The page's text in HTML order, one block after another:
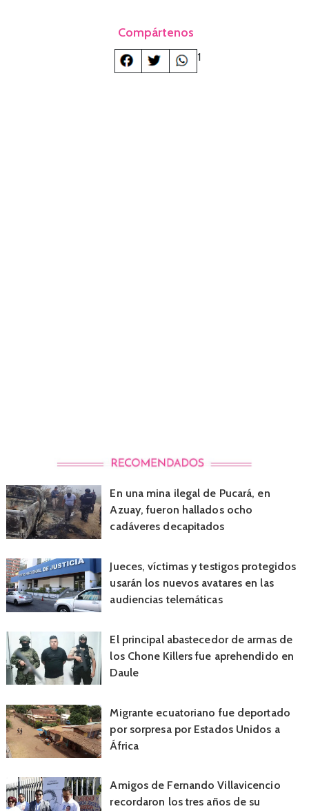
Compártenos
1
En una mina ilegal de Pucará, en
Azuay, fueron hallados ocho
cadáveres decapitados
Jueces, víctimas y testigos protegidos
usarán los nuevos avatares en las
audiencias telemáticas
El principal abastecedor de armas de
los Chone Killers fue aprehendido en
Daule
Migrante ecuatoriano fue deportado
por sorpresa por Estados Unidos a
África
Amigos de Fernando Villavicencio
recordaron los tres años de su